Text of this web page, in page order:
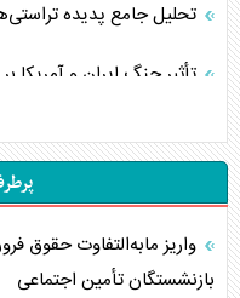
تحلیل جامع پدیده
تأثیر جنگ ایران و آمریکا
تخریب پل‌ها در اوکراین و
اربعین، کابوس مشترک
برنامه هفتم توسعه در
بازنشستگان تأمین اجتماعی